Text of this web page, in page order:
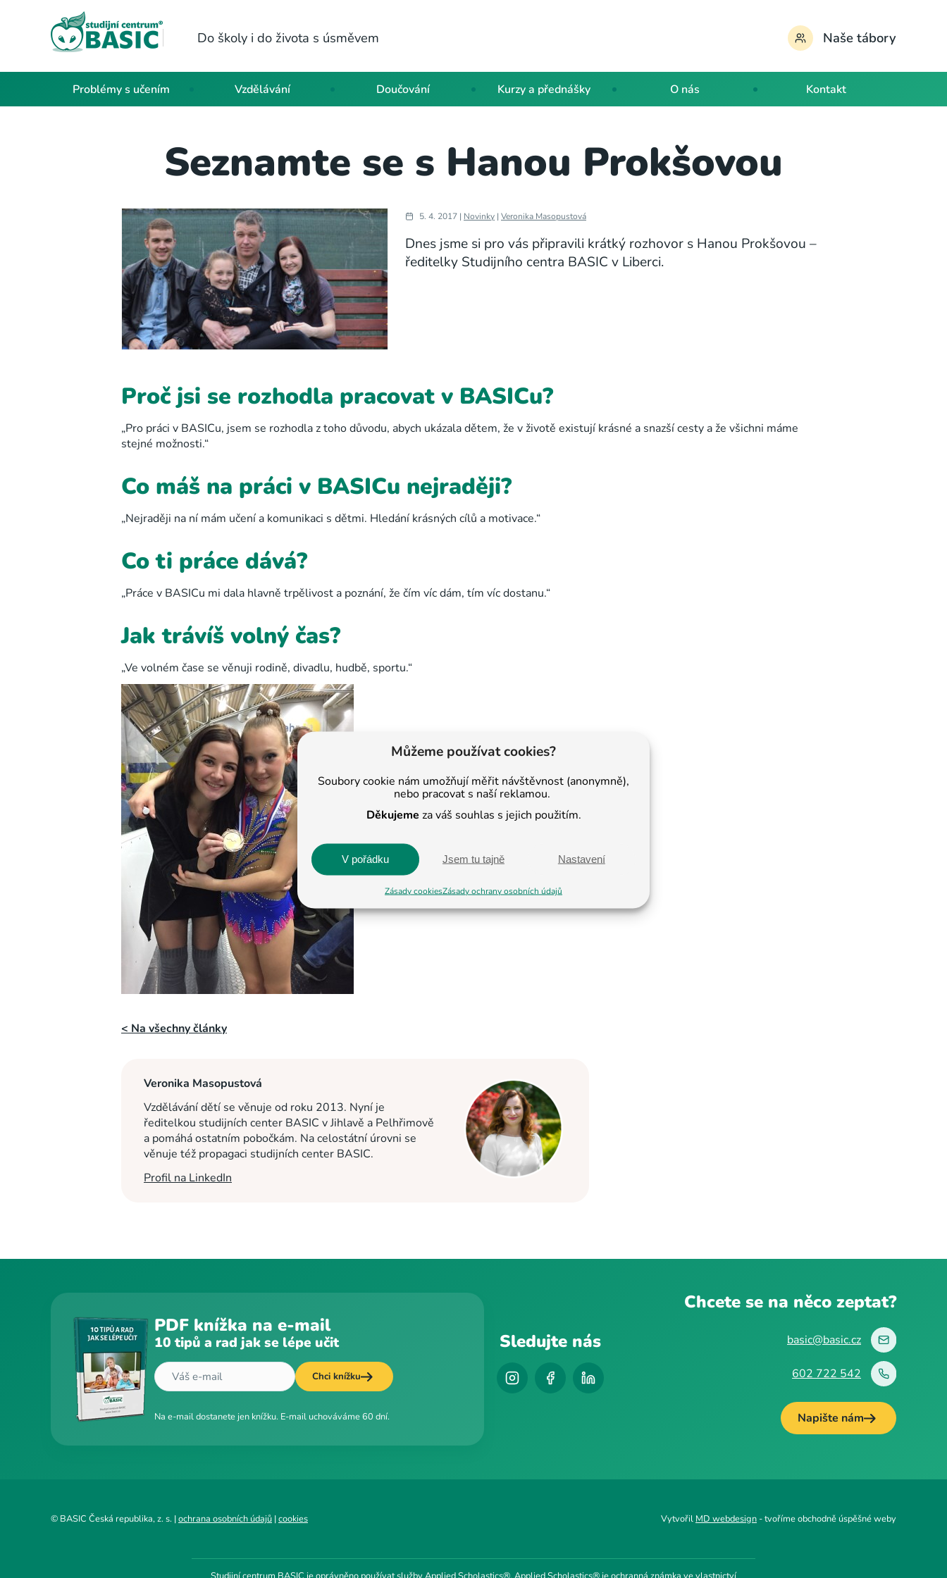
Můžeme používat cookies?
Soubory cookie nám umožňují měřit návštěvnost (anonymně),
nebo pracovat s naší reklamou.
Děkujeme za váš souhlas s jejich použitím.
V pořádku Jsem tu tajně Nastavení
Zásady cookiesZásady ochrany osobních údajů
Do školy i do života s úsměvem Naše tábory
Problémy s učením Vzdělávání Doučování Kurzy a přednášky O nás Kontakt
Seznamte se s Hanou Prokšovou
5. 4. 2017 | Novinky | Veronika Masopustová
Dnes jsme si pro vás připravili krátký rozhovor s Hanou Prokšovou –
ředitelky Studijního centra BASIC v Liberci.
Proč jsi se rozhodla pracovat v BASICu?
„Pro práci v BASICu, jsem se rozhodla z toho důvodu, abych ukázala dětem, že v životě existují krásné a snazší cesty a že všichni máme
stejné možnosti.“
Co máš na práci v BASICu nejraději?
„Nejraději na ní mám učení a komunikaci s dětmi. Hledání krásných cílů a motivace.“
Co ti práce dává?
„Práce v BASICu mi dala hlavně trpělivost a poznání, že čím víc dám, tím víc dostanu.“
Jak trávíš volný čas?
„Ve volném čase se věnuji rodině, divadlu, hudbě, sportu.“
< Na všechny články
Veronika Masopustová
Vzdělávání dětí se věnuje od roku 2013. Nyní je
ředitelkou studijních center BASIC v Jihlavě a Pelhřimově
a pomáhá ostatním pobočkám. Na celostátní úrovni se
věnuje též propagaci studijních center BASIC.
Profil na LinkedIn
PDF knížka na e-mail
10 tipů a rad jak se lépe učit
Chci knížku
Na e-mail dostanete jen knížku. E-mail uchováváme 60 dní.
Sledujte nás
Chcete se na něco zeptat?
basic@basic.cz
602 722 542
Napište nám
© BASIC Česká republika, z. s. |ochrana osobních údajů |cookies Vytvořil MD webdesign - tvoříme obchodně úspěšné weby